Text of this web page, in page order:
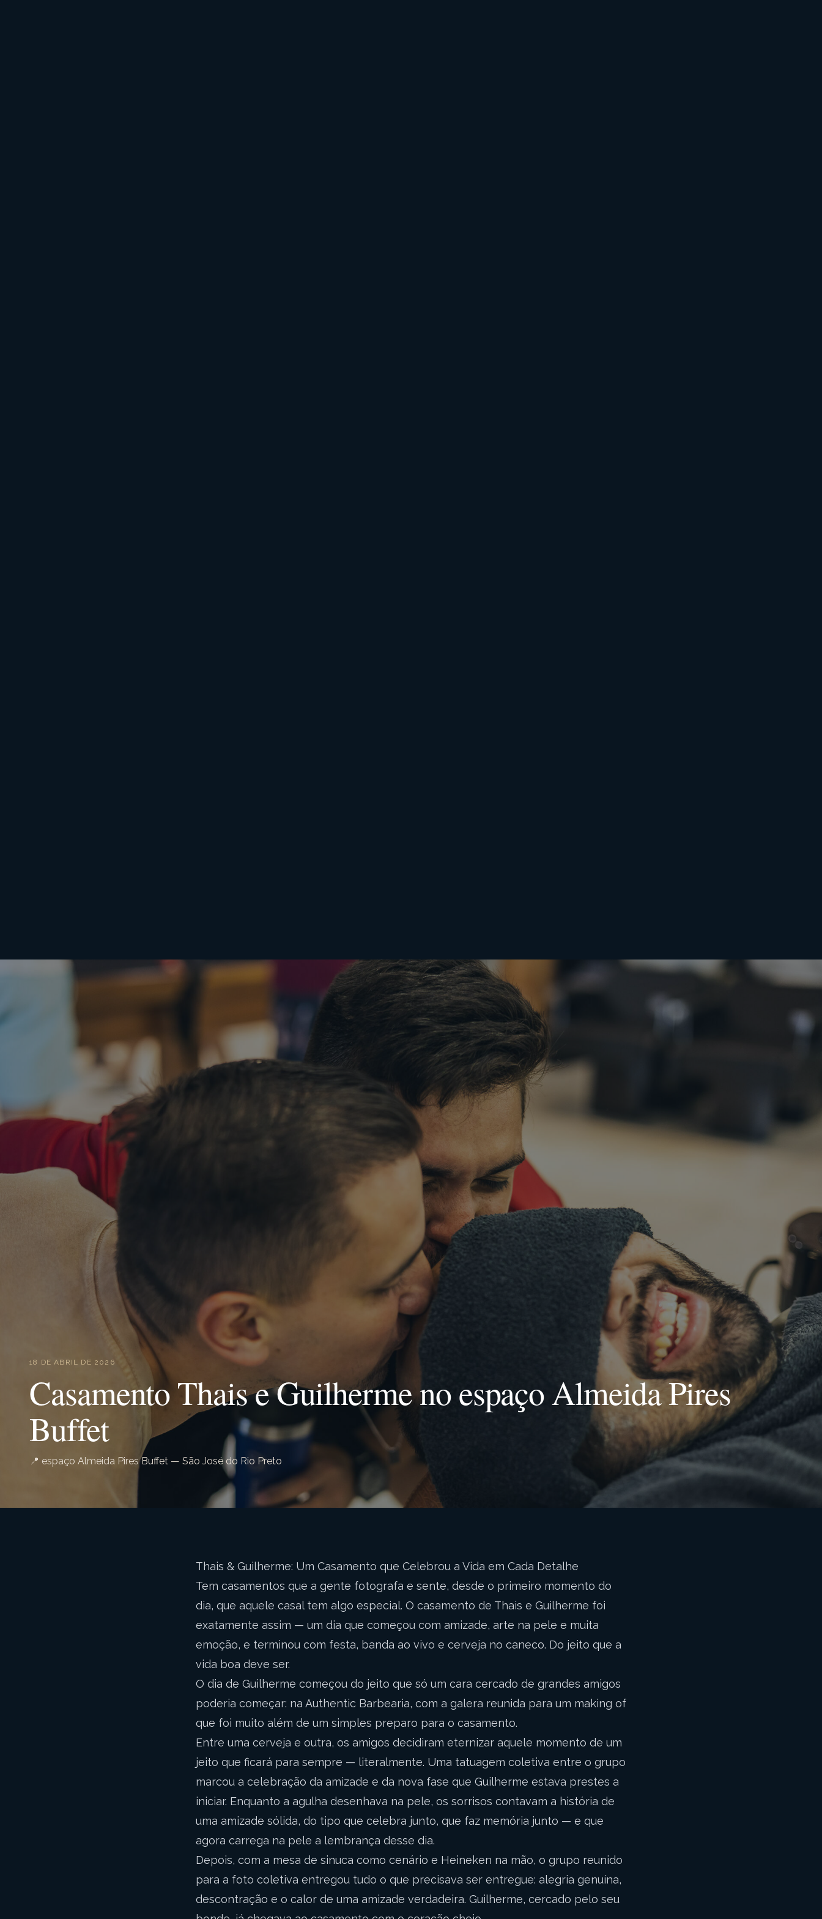
18 DE ABRIL DE 2026
Casamento Thais e Guilherme no espaço Almeida Pires
Buffet
📍 espaço Almeida Pires Buffet — São José do Rio Preto
Thais & Guilherme: Um Casamento que Celebrou a Vida em Cada Detalhe
Tem casamentos que a gente fotografa e sente, desde o primeiro momento do
dia, que aquele casal tem algo especial. O casamento de Thais e Guilherme foi
exatamente assim — um dia que começou com amizade, arte na pele e muita
emoção, e terminou com festa, banda ao vivo e cerveja no caneco. Do jeito que a
vida boa deve ser.
O dia de Guilherme começou do jeito que só um cara cercado de grandes amigos
poderia começar: na Authentic Barbearia, com a galera reunida para um making of
que foi muito além de um simples preparo para o casamento.
Entre uma cerveja e outra, os amigos decidiram eternizar aquele momento de um
jeito que ficará para sempre — literalmente. Uma tatuagem coletiva entre o grupo
marcou a celebração da amizade e da nova fase que Guilherme estava prestes a
iniciar. Enquanto a agulha desenhava na pele, os sorrisos contavam a história de
uma amizade sólida, do tipo que celebra junto, que faz memória junto — e que
agora carrega na pele a lembrança desse dia.
Depois, com a mesa de sinuca como cenário e Heineken na mão, o grupo reunido
para a foto coletiva entregou tudo o que precisava ser entregue: alegria genuína,
descontração e o calor de uma amizade verdadeira. Guilherme, cercado pelo seu